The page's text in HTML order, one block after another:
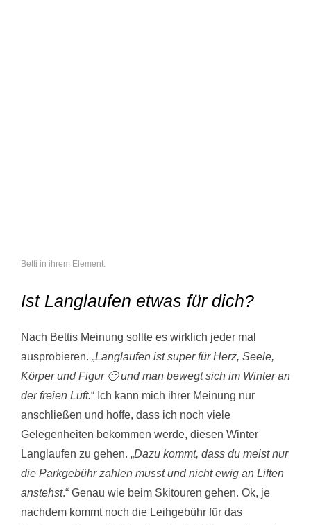
Betti in ihrem Element.
Ist Langlaufen etwas für dich?
Nach Bettis Meinung sollte es wirklich jeder mal
ausprobieren. „Langlaufen ist super für Herz, Seele,
Körper und Figur 🙂 und man bewegt sich im Winter an
der freien Luft.“ Ich kann mich ihrer Meinung nur
anschließen und hoffe, dass ich noch viele
Gelegenheiten bekommen werde, diesen Winter
Langlaufen zu gehen. „Dazu kommt, dass du meist nur
die Parkgebühr zahlen musst und nicht ewig an Liften
anstehst.“ Genau wie beim Skitouren gehen. Ok, je
nachdem kommt noch die Leihgebühr für das